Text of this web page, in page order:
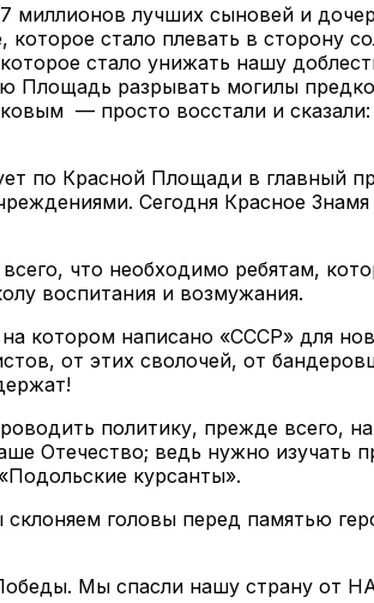
миллионов лучших сыновей и
стало плевать в сторону
стало унижать нашу
разрывать могилы
— просто восстали и
по Красной Площади в главный
Сегодня Красное
что необходимо ребятам,
воспитания и возмужания.
котором написано «СССР» для
от этих сволочей, от
политику, прежде всего,
Отечество; ведь нужно изучать
курсанты».
головы перед памятью
Мы спасли нашу страну от